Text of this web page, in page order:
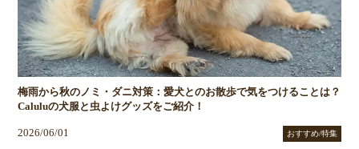
梅雨から秋のノミ・ダニ対策：愛犬とのお散歩で気をつけることは？
Caluluの犬服と虫よけグッズをご紹介！
2026/06/01 おすすめ/特集